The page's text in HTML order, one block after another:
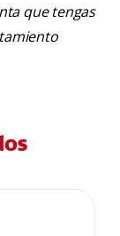
que tengas